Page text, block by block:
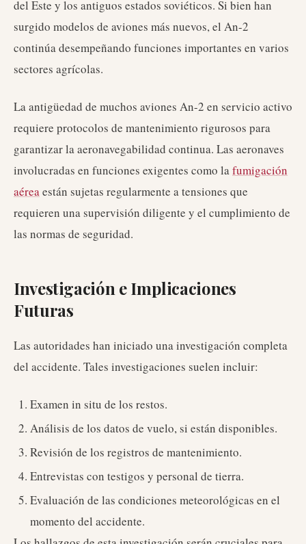
del Este y los antiguos estados soviéticos. Si bien han
surgido modelos de aviones más nuevos, el An-2
continúa desempeñando funciones importantes en varios
sectores agrícolas.
La antigüedad de muchos aviones An-2 en servicio activo
requiere protocolos de mantenimiento rigurosos para
garantizar la aeronavegabilidad continua. Las aeronaves
involucradas en funciones exigentes como lafumigación
aéreaestán sujetas regularmente a tensiones que
requieren una supervisión diligente y el cumplimiento de
las normas de seguridad.
Investigación e Implicaciones
Futuras
Las autoridades han iniciado una investigación completa
del accidente. Tales investigaciones suelen incluir:
Examen in situ de los restos.
Análisis de los datos de vuelo, si están disponibles.
Revisión de los registros de mantenimiento.
Entrevistas con testigos y personal de tierra.
Evaluación de las condiciones meteorológicas en el
momento del accidente.